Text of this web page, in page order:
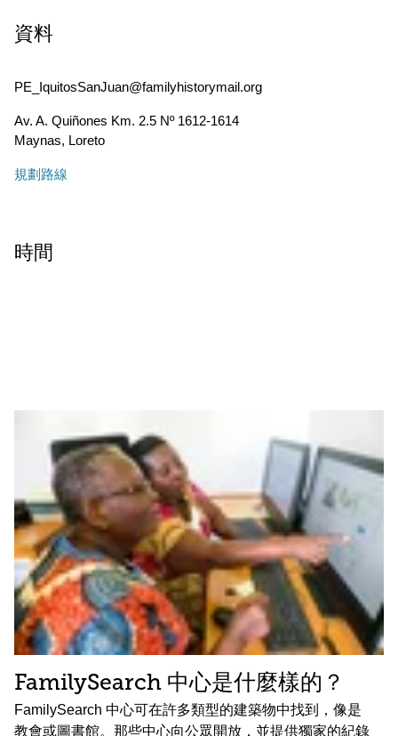
資料
PE_IquitosSanJuan@familyhistorymail.org
Av. A. Quiñones Km. 2.5 Nº 1612-1614
Maynas, Loreto
規劃路線
時間
FamilySearch 中心是什麼樣的？
FamilySearch 中心可在許多類型的建築物中找到，像是
教會或圖書館。那些中心向公眾開放，並提供獨家的紀錄